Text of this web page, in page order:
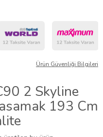
Ürün Güvenliği Bilgileri
2 Skyline
193 Cm